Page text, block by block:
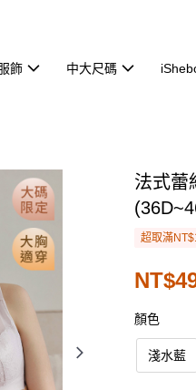
飾 中大尺碼
法式蕾
超取滿
顏色
淺水藍